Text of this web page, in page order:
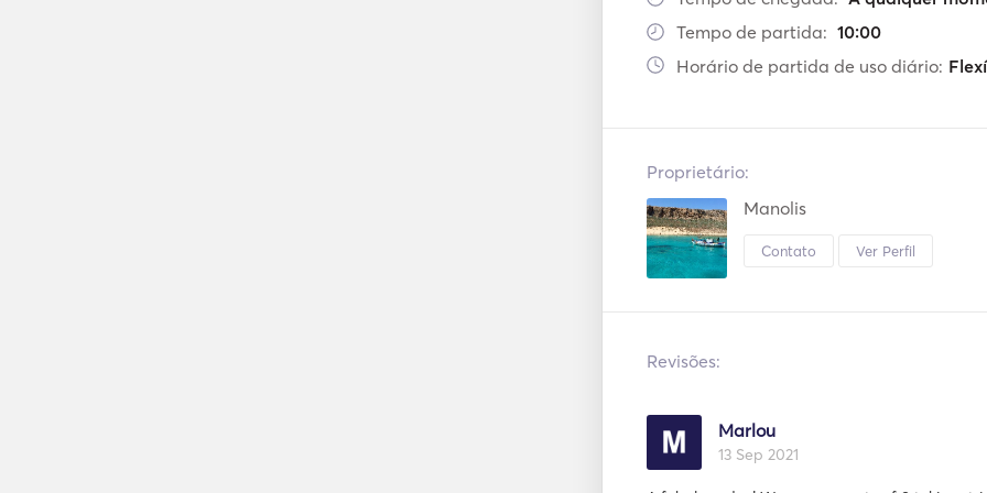
Tempo de partida: 10:00
Horário de partida de uso diário:
Proprietário:
Manolis
Contato Ver Perfil
Revisões:
Marlou
13 Sep 2021